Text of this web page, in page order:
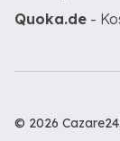
Quoka.de -
© 2026